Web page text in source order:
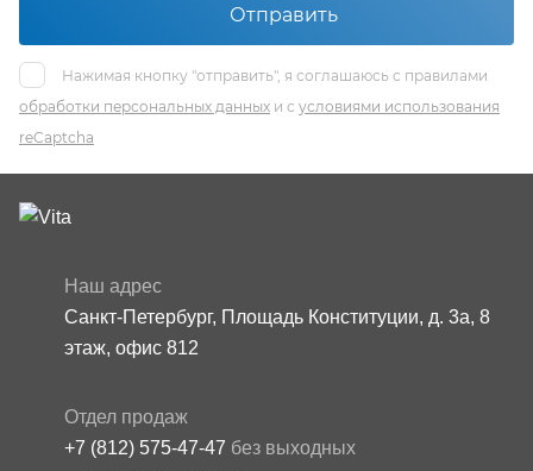
Отправить
Нажимая кнопку "отправить", я соглашаюсь с правилами
обработки персональных данных и с условиями использования
reCaptcha
Наш адрес
Санкт-Петербург, Площадь Конституции, д. 3а, 8
этаж, офис 812
Отдел продаж
+7 (812) 575-47-47 без выходных